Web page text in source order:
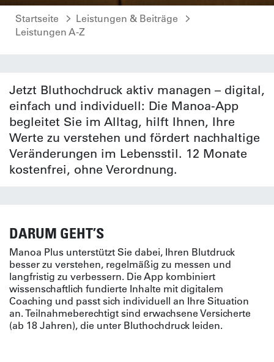
Startseite
Leistungen & Beiträge
Leistungen A-Z
Jetzt Bluthochdruck aktiv managen – digital,
einfach und individuell: Die Manoa-App
begleitet Sie im Alltag, hilft Ihnen, Ihre
Werte zu verstehen und fördert nachhaltige
Veränderungen im Lebensstil. 12 Monate
kostenfrei, ohne Verordnung.
DARUM GEHT’S
Manoa Plus unterstützt Sie dabei, Ihren Blutdruck
besser zu verstehen, regelmäßig zu messen und
langfristig zu verbessern. Die App kombiniert
wissenschaftlich fundierte Inhalte mit digitalem
Coaching und passt sich individuell an Ihre Situation
an. Teilnahmeberechtigt sind erwachsene Versicherte
(ab 18 Jahren), die unter Bluthochdruck leiden.